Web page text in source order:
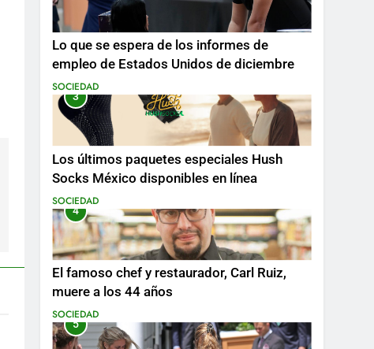
Lo que se espera de los informes de
empleo de Estados Unidos de diciembre
SOCIEDAD
3
Los últimos paquetes especiales Hush
Socks México disponibles en línea
SOCIEDAD
4
El famoso chef y restaurador, Carl Ruiz,
muere a los 44 años
SOCIEDAD
5